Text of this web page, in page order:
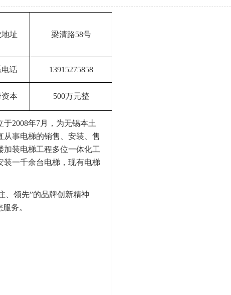
址 梁清路58号
话 13915275858
本 500万元整
于2008年7月，为无锡本土
从事电梯的销售、安装、售
加装电梯工程多位一体化工
装一千余台电梯，现有电梯
、领先”的品牌创新精神
务。